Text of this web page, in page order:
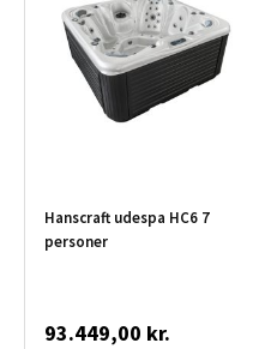
Hanscraft udespa HC6 7
personer
93.449,00 kr.